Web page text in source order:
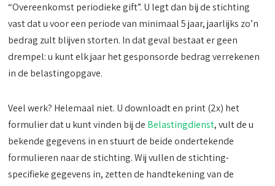
“Overeenkomst periodieke gift”. U legt dan bij de stichting
vast dat u voor een periode van minimaal 5 jaar, jaarlijks zo’n
bedrag zult blijven storten. In dat geval bestaat er geen
drempel: u kunt elk jaar het gesponsorde bedrag verrekenen
in de belastingopgave.
Veel werk? Helemaal niet. U downloadt en print (2x) het
formulier dat u kunt vinden bij de Belastingdienst, vult de u
bekende gegevens in en stuurt de beide ondertekende
formulieren naar de stichting. Wij vullen de stichting-
specifieke gegevens in, zetten de handtekening van de